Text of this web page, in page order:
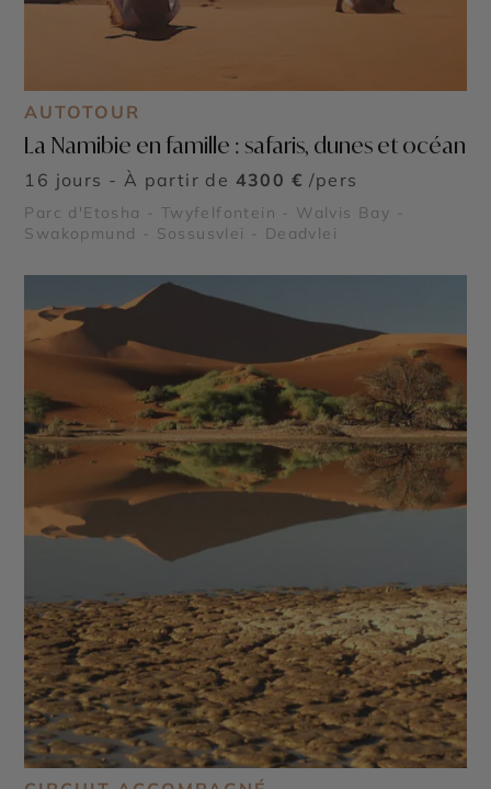
AUTOTOUR
La Namibie en famille : safaris, dunes et océan
16 jours - À partir de 4300 € /pers
Parc d'Etosha - Twyfelfontein - Walvis Bay -
Swakopmund - Sossusvlei - Deadvlei